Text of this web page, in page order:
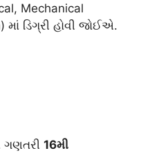
Mechanical
માં ડિગ્રી હોવી જોઈએ.
ગણતરી 16મી